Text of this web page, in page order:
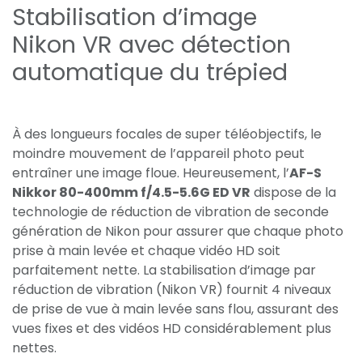
Stabilisation d’image
Nikon VR avec détection
automatique du trépied
À des longueurs focales de super téléobjectifs, le
moindre mouvement de l’appareil photo peut
entraîner une image floue. Heureusement, l’AF-S
Nikkor 80-400mm f/4.5-5.6G ED VR dispose de la
technologie de réduction de vibration de seconde
génération de Nikon pour assurer que chaque photo
prise à main levée et chaque vidéo HD soit
parfaitement nette. La stabilisation d’image par
réduction de vibration (Nikon VR) fournit 4 niveaux
de prise de vue à main levée sans flou, assurant des
vues fixes et des vidéos HD considérablement plus
nettes.